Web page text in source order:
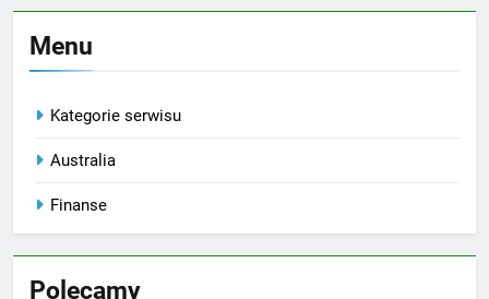
Menu
Kategorie serwisu
Australia
Finanse
Polecamy